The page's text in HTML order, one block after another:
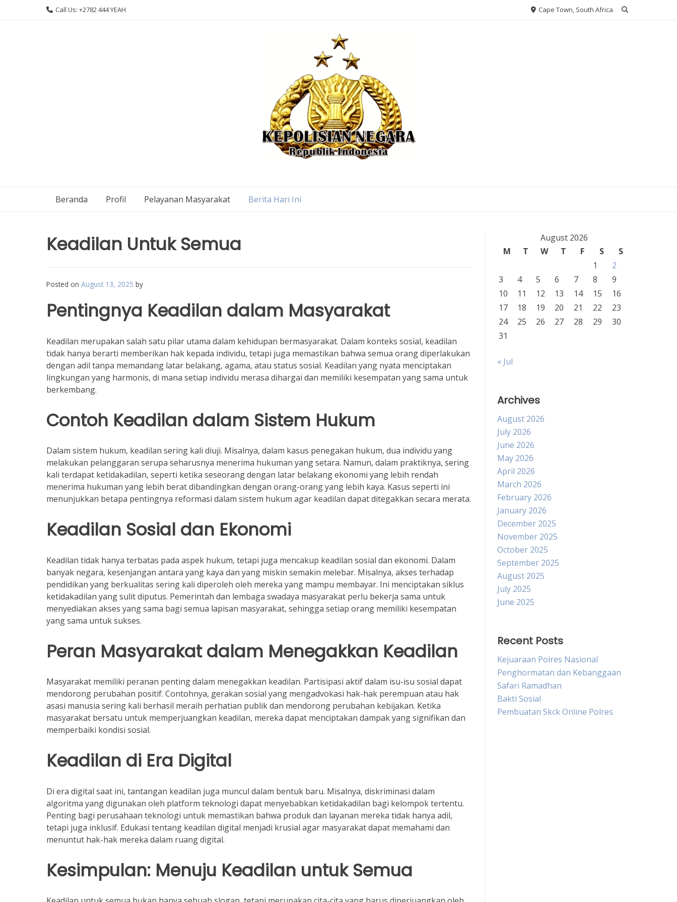
Call Us: +2782 444 YEAH Cape Town, South Africa
Beranda Profil Pelayanan Masyarakat Berita Hari Ini
Keadilan Untuk Semua
Posted on August 13, 2025 by
Pentingnya Keadilan dalam Masyarakat
Keadilan merupakan salah satu pilar utama dalam kehidupan bermasyarakat. Dalam konteks sosial, keadilan
tidak hanya berarti memberikan hak kepada individu, tetapi juga memastikan bahwa semua orang diperlakukan
dengan adil tanpa memandang latar belakang, agama, atau status sosial. Keadilan yang nyata menciptakan
lingkungan yang harmonis, di mana setiap individu merasa dihargai dan memiliki kesempatan yang sama untuk
berkembang.
Contoh Keadilan dalam Sistem Hukum
Dalam sistem hukum, keadilan sering kali diuji. Misalnya, dalam kasus penegakan hukum, dua individu yang
melakukan pelanggaran serupa seharusnya menerima hukuman yang setara. Namun, dalam praktiknya, sering
kali terdapat ketidakadilan, seperti ketika seseorang dengan latar belakang ekonomi yang lebih rendah
menerima hukuman yang lebih berat dibandingkan dengan orang-orang yang lebih kaya. Kasus seperti ini
menunjukkan betapa pentingnya reformasi dalam sistem hukum agar keadilan dapat ditegakkan secara merata.
Keadilan Sosial dan Ekonomi
Keadilan tidak hanya terbatas pada aspek hukum, tetapi juga mencakup keadilan sosial dan ekonomi. Dalam
banyak negara, kesenjangan antara yang kaya dan yang miskin semakin melebar. Misalnya, akses terhadap
pendidikan yang berkualitas sering kali diperoleh oleh mereka yang mampu membayar. Ini menciptakan siklus
ketidakadilan yang sulit diputus. Pemerintah dan lembaga swadaya masyarakat perlu bekerja sama untuk
menyediakan akses yang sama bagi semua lapisan masyarakat, sehingga setiap orang memiliki kesempatan
yang sama untuk sukses.
Peran Masyarakat dalam Menegakkan Keadilan
Masyarakat memiliki peranan penting dalam menegakkan keadilan. Partisipasi aktif dalam isu-isu sosial dapat
mendorong perubahan positif. Contohnya, gerakan sosial yang mengadvokasi hak-hak perempuan atau hak
asasi manusia sering kali berhasil meraih perhatian publik dan mendorong perubahan kebijakan. Ketika
masyarakat bersatu untuk memperjuangkan keadilan, mereka dapat menciptakan dampak yang signifikan dan
memperbaiki kondisi sosial.
Keadilan di Era Digital
Di era digital saat ini, tantangan keadilan juga muncul dalam bentuk baru. Misalnya, diskriminasi dalam
algoritma yang digunakan oleh platform teknologi dapat menyebabkan ketidakadilan bagi kelompok tertentu.
Penting bagi perusahaan teknologi untuk memastikan bahwa produk dan layanan mereka tidak hanya adil,
tetapi juga inklusif. Edukasi tentang keadilan digital menjadi krusial agar masyarakat dapat memahami dan
menuntut hak-hak mereka dalam ruang digital.
Kesimpulan: Menuju Keadilan untuk Semua
August 2026
M
T W T F S
S
1
2
3
4 5 6 7 8
9
10
11 12 13 14 15
16
17
18 19 20 21 22
23
24
25 26 27 28 29
30
31
« Jul
Archives
August 2026
July 2026
June 2026
May 2026
April 2026
March 2026
February 2026
January 2026
December 2025
November 2025
October 2025
September 2025
August 2025
July 2025
June 2025
Recent Posts
Kejuaraan Polres Nasional
Penghormatan dan Kebanggaan
Safari Ramadhan
Bakti Sosial
Pembuatan Skck Online Polres